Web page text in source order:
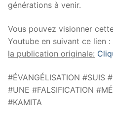
générations à venir.
Vous pouvez visionner
Youtube en suivant ce lien :
la publication originale:
#ÉVANGÉLISATION #SUIS
#UNE #FALSIFICATION
#KAMITA